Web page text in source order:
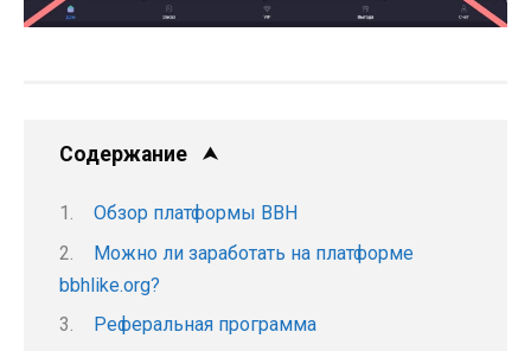
Содержание
Обзор платформы BBH
Можно ли заработать на платформе
bbhlike.org?
Реферальная программа